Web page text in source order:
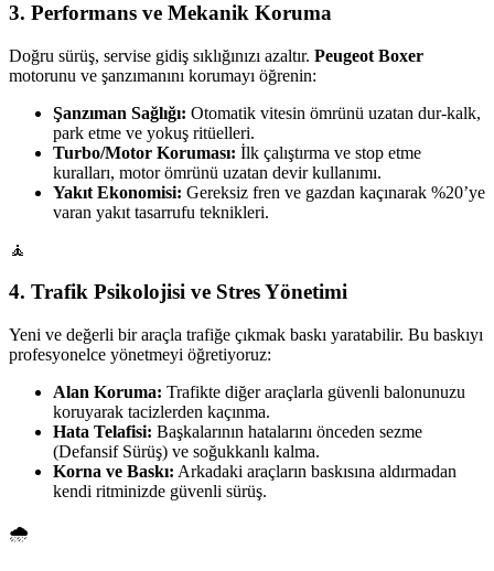
3. Performans ve Mekanik Koruma
Doğru sürüş, servise gidiş sıklığınızı azaltır. Peugeot Boxer
motorunu ve şanzımanını korumayı öğrenin:
Şanzıman Sağlığı: Otomatik vitesin ömrünü uzatan dur-kalk,
park etme ve yokuş ritüelleri.
Turbo/Motor Koruması: İlk çalıştırma ve stop etme
kuralları, motor ömrünü uzatan devir kullanımı.
Yakıt Ekonomisi: Gereksiz fren ve gazdan kaçınarak %20’ye
varan yakıt tasarrufu teknikleri.
🧘
4. Trafik Psikolojisi ve Stres Yönetimi
Yeni ve değerli bir araçla trafiğe çıkmak baskı yaratabilir. Bu baskıyı
profesyonelce yönetmeyi öğretiyoruz:
Alan Koruma: Trafikte diğer araçlarla güvenli balonunuzu
koruyarak tacizlerden kaçınma.
Hata Telafisi: Başkalarının hatalarını önceden sezme
(Defansif Sürüş) ve soğukkanlı kalma.
Korna ve Baskı: Arkadaki araçların baskısına aldırmadan
kendi ritminizde güvenli sürüş.
🌧️